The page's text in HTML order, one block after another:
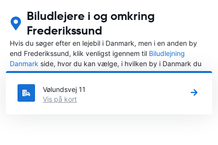
Biludlejere i og omkring
Frederikssund
Hvis du søger efter en lejebil i Danmark, men i en anden by
end Frederikssund, klik venligst igennem til Biludlejning
Danmark side, hvor du kan vælge, i hvilken by i Danmark du
ønsker at leje en bil.
Vølundsvej 11
Vis på kort